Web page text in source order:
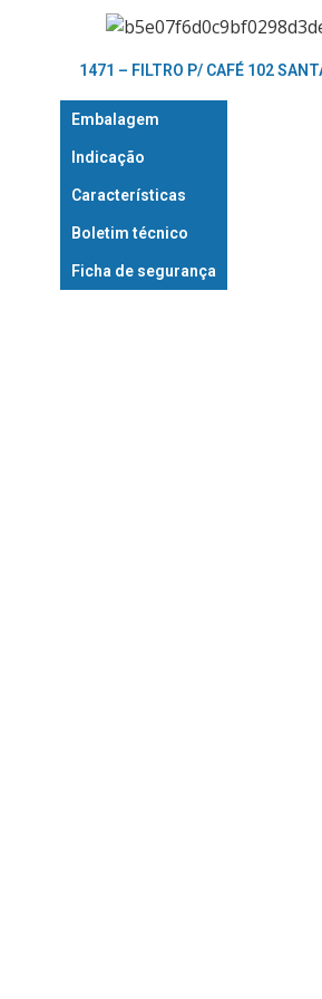
1471 – FILTRO P/ CAFÉ 102
Embalagem
Indicação
Características
Boletim técnico
Ficha de segurança